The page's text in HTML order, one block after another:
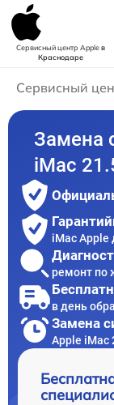
Сервисный центр Appleв
Краснодаре
Сервисный
Замена
iMac
iMac Apple
ремонт по
в день
Замена
Apple iMac